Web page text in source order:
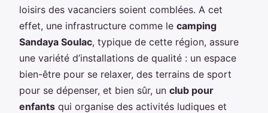
loisirs des vacanciers soient comblées. A cet
effet, une infrastructure comme le camping
Sandaya Soulac, typique de cette région, assure
une variété d’installations de qualité : un espace
bien-être pour se relaxer, des terrains de sport
pour se dépenser, et bien sûr, un club pour
enfants qui organise des activités ludiques et